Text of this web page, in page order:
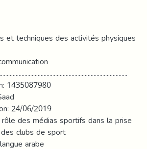
et techniques des activités physiques
1435087980
24/06/2019
des médias sportifs dans la prise
clubs de sport
arabe